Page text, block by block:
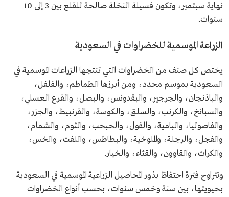
نهاية سبتمبر، وتكون فسيلة النخلة صالحة للقلع بين 3 إلى 10
سنوات.
الزراعة الموسمية للخضراوات في السعودية
يختص كل صنف من الخضراوات التي تنتجها الزراعات الموسمية في
السعودية بموسم محدد، ومن أبرزها الطماطم، والفلفل،
والباذنجان، والجرجير، والبقدونس، والبصل، والقرع العسلي،
والسبانخ، والكرنب، والسلق، والكوسة، والقرنبيط، والجزر،
والفاصوليا، والبامية، والفول، والحبحب، والثوم، والشمام،
والفجل، والرجلة، والملوخية، والبطاطس، واللفت، والخس،
والكراث، والقاوون، والقثاء، والخيار.
وتتراوح فترة احتفاظ بذور المحاصيل الزراعية الموسمية في السعودية
بحيويتها، بين سنة وخمس سنوات، بحسب أنواع الخضراوات